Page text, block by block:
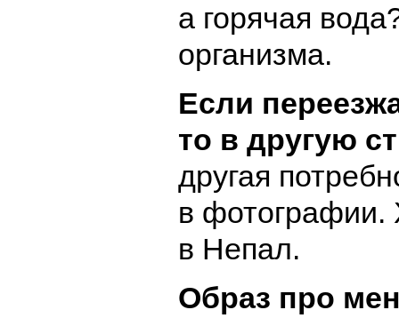
а горячая
организма.
Если
то в другую
другая
в фотографии.
в Непал.
Образ про